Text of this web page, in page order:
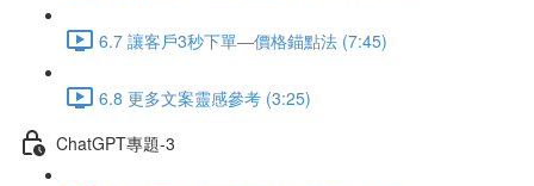
6.7 讓客戶3秒下單—價格錨點法 (7:45)
6.8 更多文案靈感參考 (3:25)
ChatGPT專題-3